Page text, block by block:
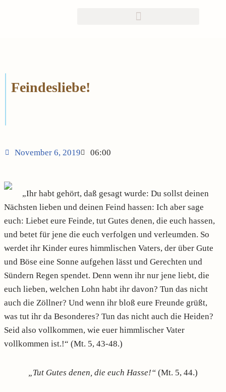
Feindesliebe!
November 6, 2019 06:00
„Ihr habt gehört, daß gesagt wurde: Du sollst deinen
Nächsten lieben und deinen Feind hassen: Ich aber sage
euch: Liebet eure Feinde, tut Gutes denen, die euch hassen,
und betet für jene die euch verfolgen und verleumden. So
werdet ihr Kinder eures himmlischen Vaters, der über Gute
und Böse eine Sonne aufgehen lässt und Gerechten und
Sündern Regen spendet. Denn wenn ihr nur jene liebt, die
euch lieben, welchen Lohn habt ihr davon? Tun das nicht
auch die Zöllner? Und wenn ihr bloß eure Freunde grüßt,
was tut ihr da Besonderes? Tun das nicht auch die Heiden?
Seid also vollkommen, wie euer himmlischer Vater
vollkommen ist.!“ (Mt. 5, 43-48.)
„Tut Gutes denen, die euch Hasse!“ (Mt. 5, 44.)